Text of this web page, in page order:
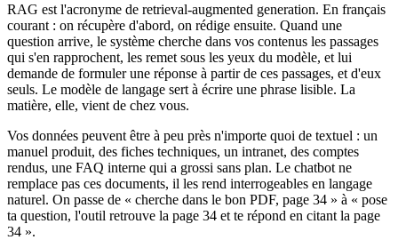
RAG est l'acronyme de retrieval-augmented generation. En français
courant : on récupère d'abord, on rédige ensuite. Quand une
question arrive, le système cherche dans vos contenus les passages
qui s'en rapprochent, les remet sous les yeux du modèle, et lui
demande de formuler une réponse à partir de ces passages, et d'eux
seuls. Le modèle de langage sert à écrire une phrase lisible. La
matière, elle, vient de chez vous.
Vos données peuvent être à peu près n'importe quoi de textuel : un
manuel produit, des fiches techniques, un intranet, des comptes
rendus, une FAQ interne qui a grossi sans plan. Le chatbot ne
remplace pas ces documents, il les rend interrogeables en langage
naturel. On passe de « cherche dans le bon PDF, page 34 » à « pose
ta question, l'outil retrouve la page 34 et te répond en citant la page
34 ».